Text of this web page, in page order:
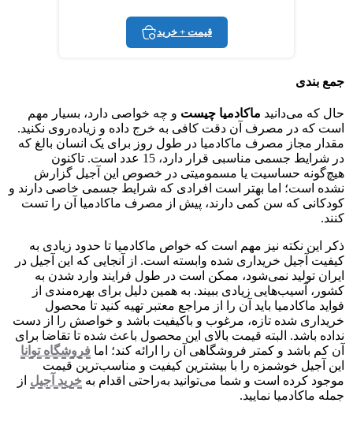
قیمت + خرید
جمع بندی
حال که می‌دانید ماکادمیا چیست و چه خواصی دارد، بسیار مهم
است که در مصرف آن دقت کافی به خرج داده و زیاده‌روی نکنید.
مقدار مجاز مصرف ماکادمیا در طول روز برای یک انسان بالغ که
در شرایط جسمی مناسبی قرار دارد، 15 عدد است. تاکنون
هیچ‌گونه حساسیت یا مسمومیتی در خصوص این آجیل گزارش
نشده است؛ اما بهتر است افرادی که شرایط جسمی خاصی دارند و
کودکانی که سن کمی دارند، پیش از مصرف ماکادمیا آن را تست
کنند.
ذکر این نکته نیز مهم است که خواص ماکادمیا تا حدود زیادی به
کیفیت آجیل خریداری شده وابسته است. از آنجایی که این آجیل در
ایران تولید نمی‌شود، ممکن است در طول فرایند وارد شدن به
کشور، آسیب‌هایی زیادی ببیند. به همین دلیل برای بهره‌مندی از
فواید ماکادمیا باید آن را از مراجع معتبر تهیه کنید تا محصول
خریداری شده تازه، مرغوب و باکیفیت باشد و خواصش را از دست
نداده باشد. البته قیمت بالای این محصول باعث شده تا تقاضا برای
آن کم باشد و کمتر فروشگاهی آن را ارائه کند؛ اما فروشگاه توانا
این آجیل خوشمزه را با بیشترین کیفیت و مناسب‌ترین قیمت
موجود کرده است و شما می‌توانید به‌راحتی اقدام به خرید آجیل از
جمله ماکادمیا نمایید.